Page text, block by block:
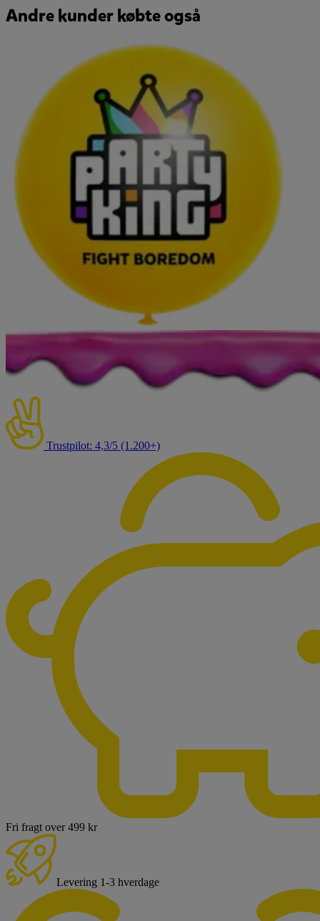
Andre kunder købte også
Trustpilot: 4,3/5 (1.200+)
Fri fragt over 499 kr
Levering 1-3 hverdage